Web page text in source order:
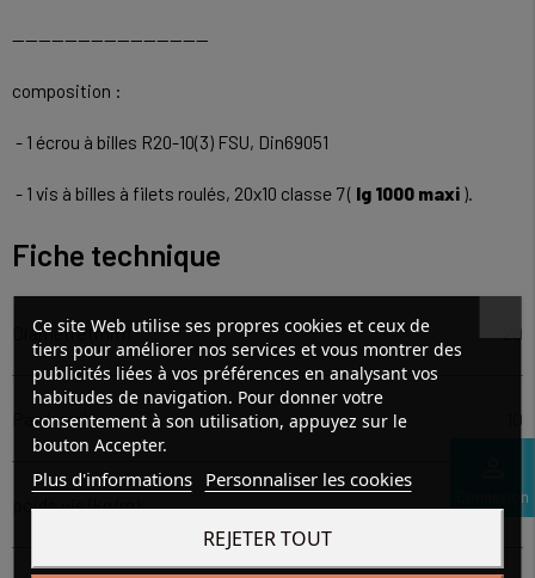
Connexion
------------------------------
composition :
- 1 écrou à billes R20-10(3) FSU, Din69051
- 1 vis à billes à filets roulés, 20x10 classe 7 ( lg 1000 maxi ).
Fiche technique
Diamètre (mm) 20
Pas (mm) 10
poids vis (kg/m) 2.18
Ce site Web utilise ses propres cookies et ceux de
tiers pour améliorer nos services et vous montrer des
publicités liées à vos préférences en analysant vos
habitudes de navigation. Pour donner votre
consentement à son utilisation, appuyez sur le
bouton Accepter.
Plus d'informations Personnaliser les cookies
REJETER TOUT